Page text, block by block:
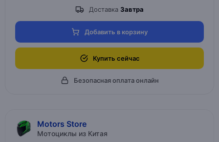
Доставка Завтра
Добавить в корзину
Купить сейчас
Безопасная оплата онлайн
Motors Store
Мотоциклы из Китая